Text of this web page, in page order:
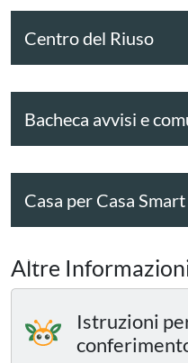
Centro del Riuso
Bacheca avvisi e
Casa per Casa
Altre
Istruzioni